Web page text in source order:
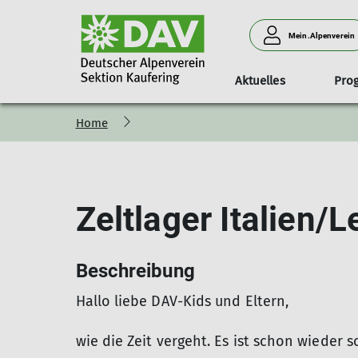
Mein.Alpenverein
Aktuelles
Tourenprogramm ganzjährig
alle Touren, ggf. mit Rückblick
Familienwanderungen und mehr (regelmäßig)
Klettern Indoor
Ansprechpersonen
Über uns ... Mitgliedschaft
Mitgliedschaftsantrag ONLINE (the easy way)
online Kontoverwaltung
Datenschutzerklärung
Mitgliedschaftsantrag als PDF
Satzung
Webcam
Sommer
Home
Zeltlager Italien/
Beschreibung
Hallo liebe DAV-Kids und Eltern,
wie die Zeit vergeht. Es ist schon wieder